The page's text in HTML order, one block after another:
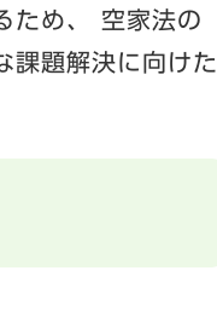
ため、 空家法の
課題解決に向けた